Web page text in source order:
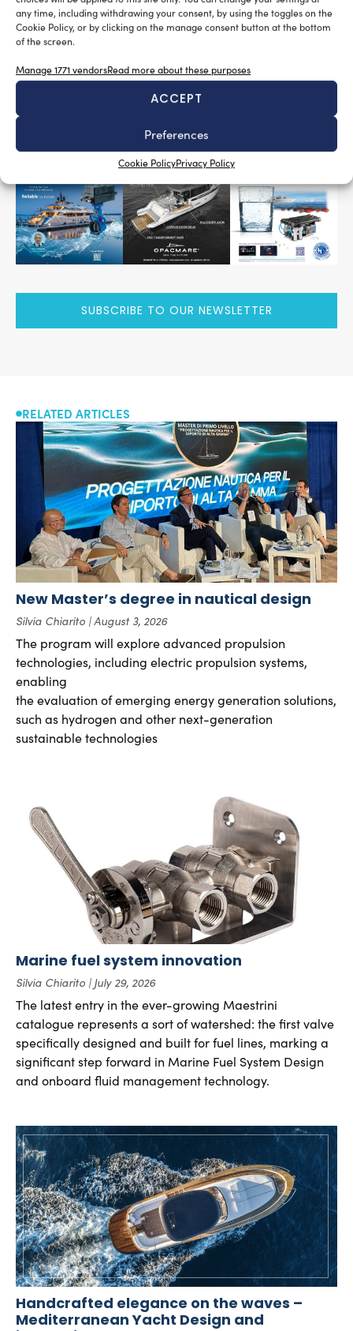
any time, including withdrawing your consent, by using the toggles on the
Cookie Policy, or by clicking on the manage consent button at the bottom
of the screen.
Manage 1771 vendorsRead more about these purposes
ACCEPT
Preferences
Cookie PolicyPrivacy Policy
consentito di prevedere un corretto accesso anche ad
anziani o persone con piccoli problemi deambulatori.
KeyFrameStudio
Lariocab Taxi boat
SUBSCRIBE TO OUR NEWSLETTER
RELATED ARTICLES
New Master’s degree in nautical design
Silvia Chiarito August 3, 2026
The program will explore advanced propulsion
technologies, including electric propulsion systems,
enabling
the evaluation of emerging energy generation solutions,
such as hydrogen and other next-generation
sustainable technologies
Marine fuel system innovation
Silvia Chiarito July 29, 2026
The latest entry in the ever-growing Maestrini
catalogue represents a sort of watershed: the first valve
specifically designed and built for fuel lines, marking a
significant step forward in Marine Fuel System Design
and onboard fluid management technology.
Handcrafted elegance on the waves –
Mediterranean Yacht Design and